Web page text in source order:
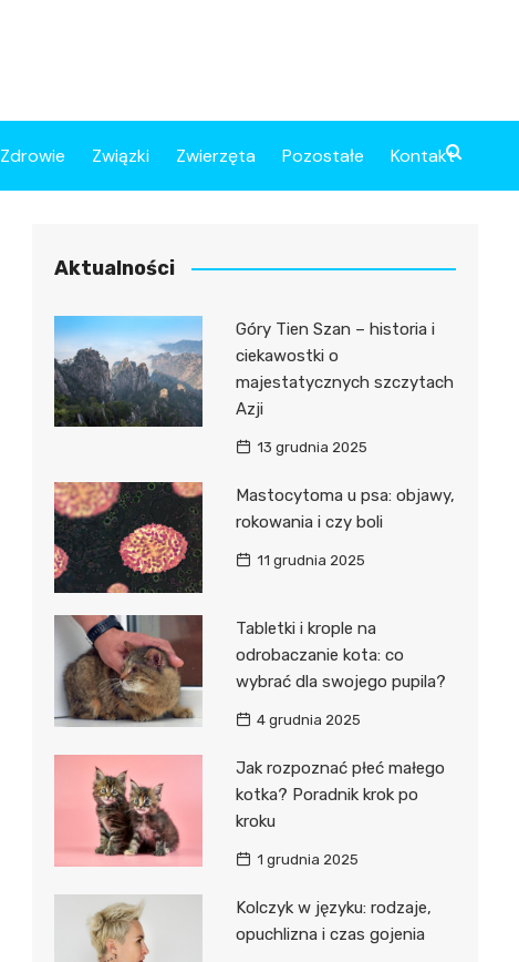
Zdrowie Związki Zwierzęta Pozostałe Kontakt
Aktualności
Góry Tien Szan – historia i
ciekawostki o
majestatycznych szczytach
Azji
13 grudnia 2025
Mastocytoma u psa: objawy,
rokowania i czy boli
11 grudnia 2025
Tabletki i krople na
odrobaczanie kota: co
wybrać dla swojego pupila?
4 grudnia 2025
Jak rozpoznać płeć małego
kotka? Poradnik krok po
kroku
1 grudnia 2025
Kolczyk w języku: rodzaje,
opuchlizna i czas gojenia